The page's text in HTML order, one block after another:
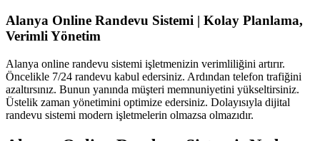
Alanya Online Randevu Sistemi | Kolay Planlama,
Verimli Yönetim
Alanya online randevu sistemi işletmenizin verimliliğini artırır.
Öncelikle 7/24 randevu kabul edersiniz. Ardından telefon trafiğini
azaltırsınız. Bunun yanında müşteri memnuniyetini yükseltirsiniz.
Üstelik zaman yönetimini optimize edersiniz. Dolayısıyla dijital
randevu sistemi modern işletmelerin olmazsa olmazıdır.